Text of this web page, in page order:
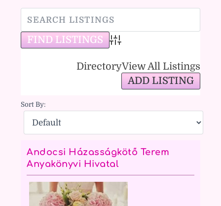
Advanced Search
DirectoryView All Listings
ADD LISTING
Sort By:
Andocsi Házasságkötő Terem
Anyakönyvi Hivatal